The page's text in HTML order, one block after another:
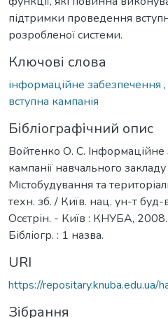
підтримки проведення
розробленої системи.
Ключові слова
інформаційне забезпечення ,
вступна кампанія
Бібліографічний опис
Войтенко О. С. Інформаційне
кампанії навчального
Містобудування та
техн. зб. / Київ. нац. ун-т буд-
Осєтрін. - Київ : КНУБА,
Бібліогр. : 1 назва.
URI
https://
Зібрання